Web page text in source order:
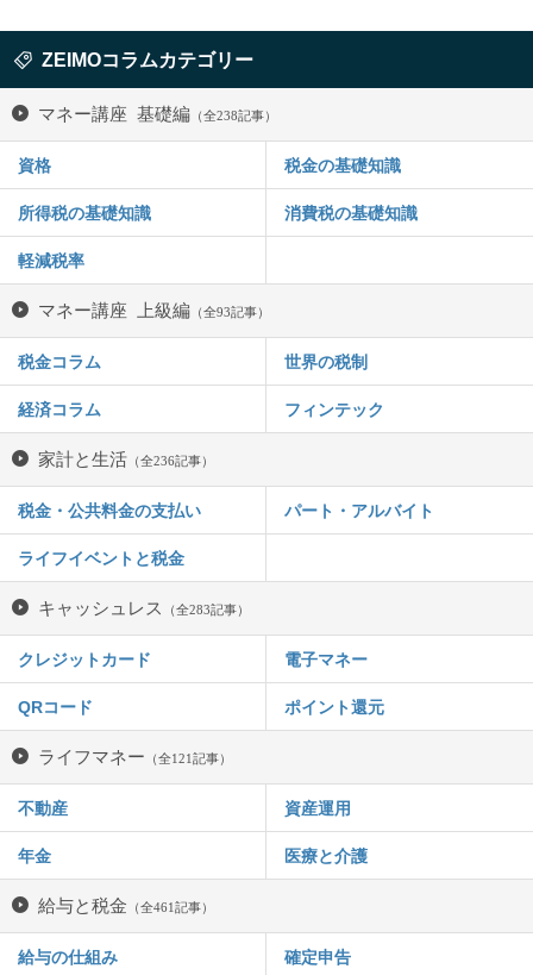
ZEIMOコラムカテゴリー
マネー講座 基礎編 （全238記事）
資格 税金の基礎知識
所得税の基礎知識 消費税の基礎知識
軽減税率
マネー講座 上級編 （全93記事）
税金コラム 世界の税制
経済コラム フィンテック
家計と生活 （全236記事）
税金・公共料金の支払い パート・アルバイト
ライフイベントと税金
キャッシュレス （全283記事）
クレジットカード 電子マネー
QRコード ポイント還元
ライフマネー （全121記事）
不動産 資産運用
年金 医療と介護
給与と税金 （全461記事）
給与の仕組み 確定申告